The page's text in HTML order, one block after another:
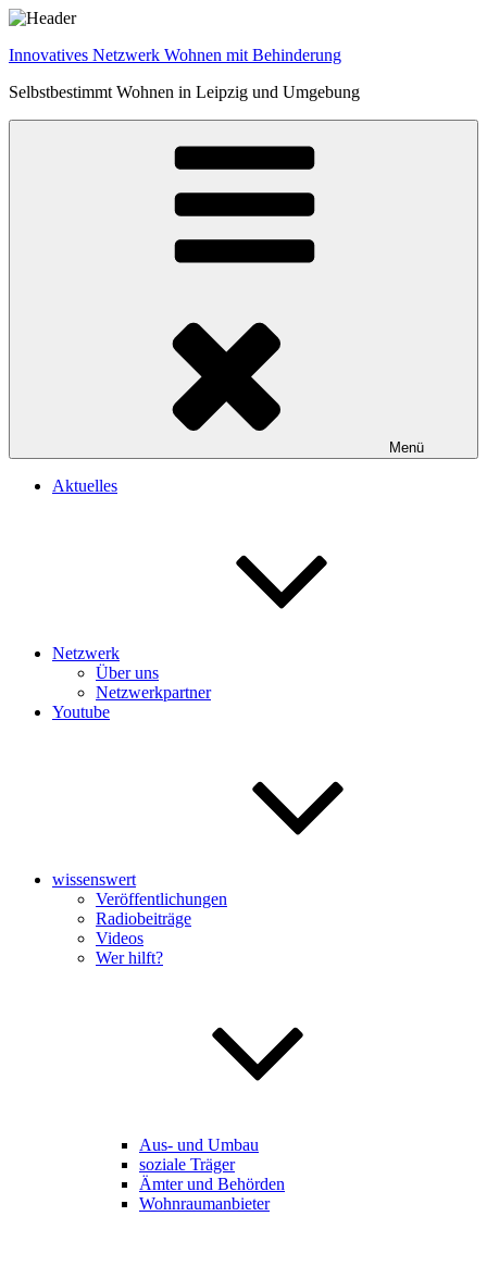
Zum
springen
Innovatives Netzwerk Wohnen mit Behinderung
Selbstbestimmt Wohnen in Leipzig und Umgebung
Menü
Aktuelles
Netzwerk
Über uns
Netzwerkpartner
Youtube
wissenswert
Veröffentlichungen
Radiobeiträge
Videos
Wer hilft?
Aus- und Umbau
soziale Träger
Ämter und Behörden
Wohnraumanbieter